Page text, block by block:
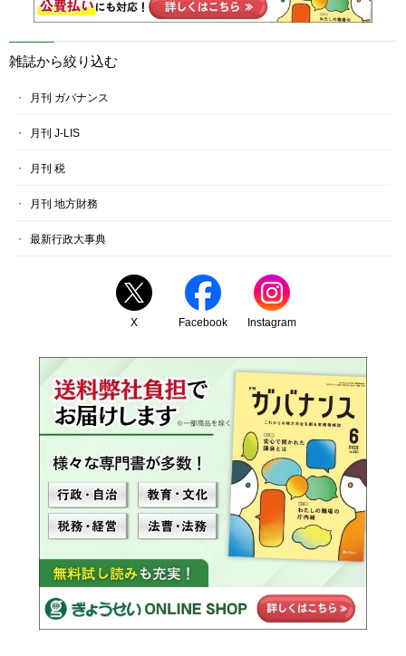
雑誌から絞り込む
月刊 ガバナンス
月刊 J-LIS
月刊 税
月刊 地方財務
最新行政大事典
X Facebook Instagram